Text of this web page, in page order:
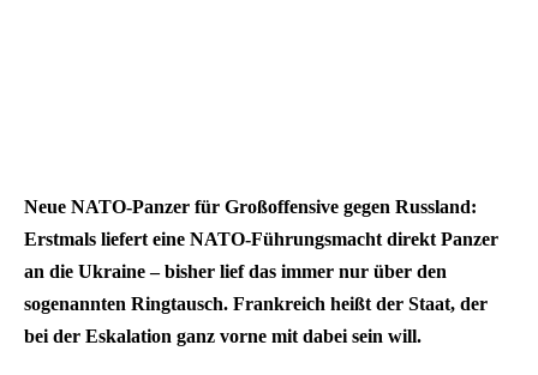
Neue NATO-Panzer für Großoffensive gegen Russland:
Erstmals liefert eine NATO-Führungsmacht direkt Panzer
an die Ukraine – bisher lief das immer nur über den
sogenannten Ringtausch. Frankreich heißt der Staat, der
bei der Eskalation ganz vorne mit dabei sein will.